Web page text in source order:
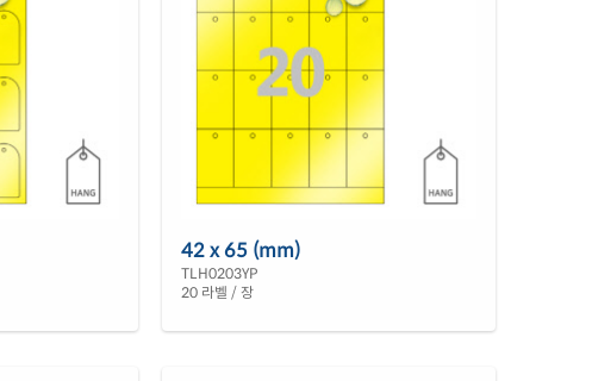
42 x 65 (mm)
TLH0203YP
20 라벨 / 장